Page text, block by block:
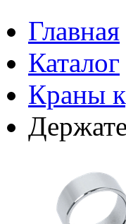
Главная
Каталог
Краны